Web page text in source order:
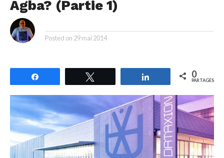
Agba? (Partie 1)
Posted on 29 mai 2014
Partagez 0
PARTAGES